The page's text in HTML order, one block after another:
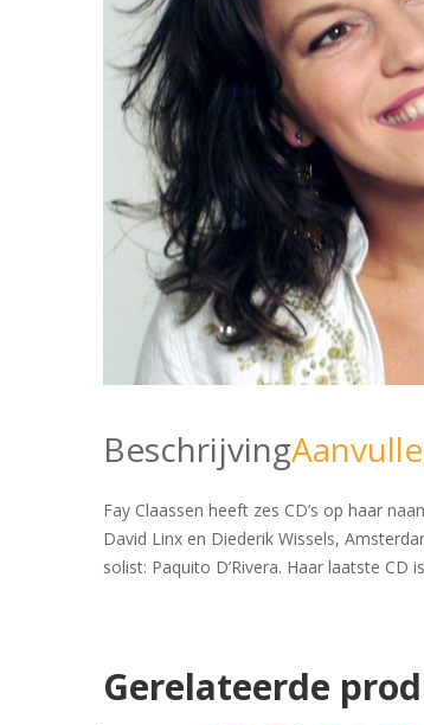
Beschrijving
Fay Claassen heeft zes CD’s op haar
David Linx en Diederik Wissels,
solist: Paquito D’Rivera. Haar laatste
Gerelateerde